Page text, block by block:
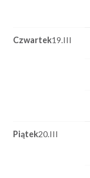
Czwartek19.III
Piątek20.III